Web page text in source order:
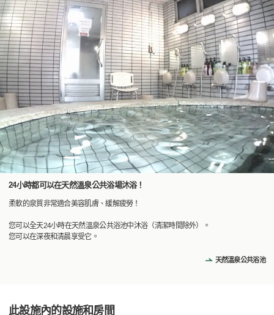
24小時都可以在天然溫泉公共浴場沐浴！
柔軟的泉質非常適合美容肌膚、緩解疲勞！
您可以全天24小時在天然溫泉公共浴池中沐浴（清潔時間除外）。
您可以在深夜和清晨享受它。
天然溫泉公共浴池
此設施內的設施和房間